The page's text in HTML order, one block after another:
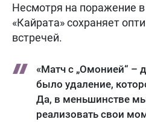
Несмотря на поражение
«Кайрата» сохраняет
встречей.
«Матч с „Омонией“ –
было удаление,
Да, в меньшинстве
реализовать свои